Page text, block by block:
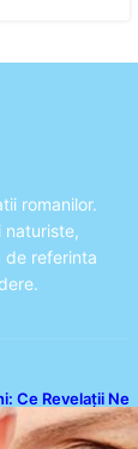
romanilor.
naturiste,
de referinta
Ce Revelații Ne